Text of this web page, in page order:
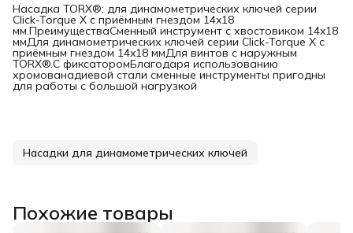
Насадка TORX®; для динамометрических ключей серии
Click-Torque X с приёмным гнездом 14x18
мм.ПреимуществаСменный инструмент с хвостовиком 14x18
ммДля динамометрических ключей серии Click-Torque X с
приёмным гнездом 14x18 ммДля винтов с наружным
TORX®.С фиксаторомБлагодаря использованию
хромованадиевой стали сменные инструменты пригодны
для работы с большой нагрузкой
Насадки для динамометрических ключей
Похожие товары